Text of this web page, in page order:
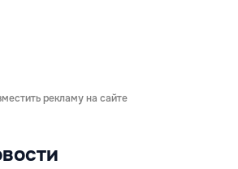
рекламу на сайте